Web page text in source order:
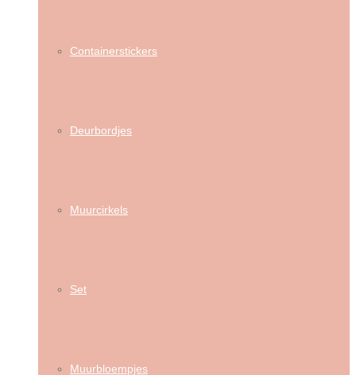
Containerstickers
Deurbordjes
Muurcirkels
Set
Muurbloempjes